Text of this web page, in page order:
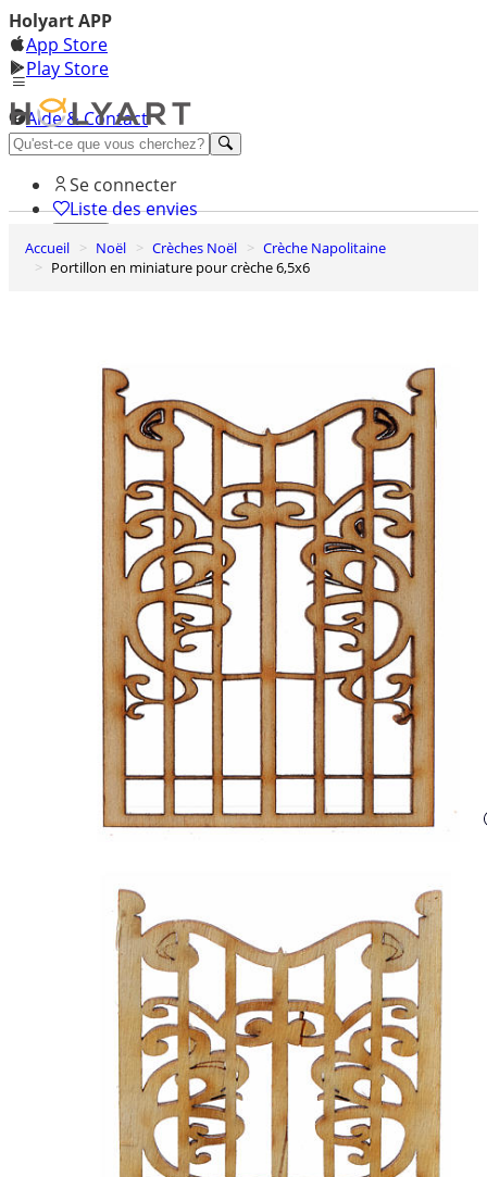
Holyart APP
App Store
Play Store
Aide & Contact
Découvrez Premium
Se connecter
Liste des envies
0
Panier
Accueil Noël Crèches Noël
Crèche Napolitaine
Portillon en miniature pour crèche 6,5x6